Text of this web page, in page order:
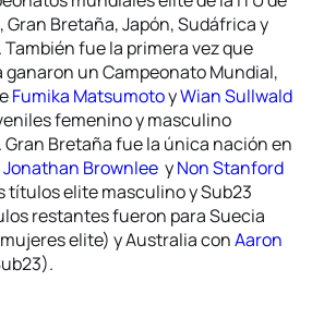
Bretaña, Japón, Sudáfrica y
fue la primera vez que
ganaron un Campeonato Mundial,
Fumika MatsumotoyWian Sullwald
femenino y masculino
Bretaña fue la única nación en
Jonathan Brownlee yNon Stanford
títulos elite masculino y Sub23
restantes fueron para Suecia
elite) y Australia conAaron